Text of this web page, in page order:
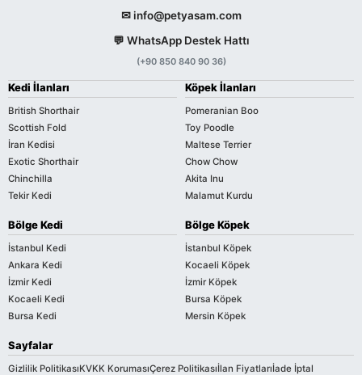
✉ info@petyasam.com
💬 WhatsApp Destek Hattı
(+90 850 840 90 36)
Kedi İlanları
British Shorthair
Scottish Fold
İran Kedisi
Exotic Shorthair
Chinchilla
Tekir Kedi
Köpek İlanları
Pomeranian Boo
Toy Poodle
Maltese Terrier
Chow Chow
Akita Inu
Malamut Kurdu
Bölge Kedi
İstanbul Kedi
Ankara Kedi
İzmir Kedi
Kocaeli Kedi
Bursa Kedi
Bölge Köpek
İstanbul Köpek
Kocaeli Köpek
İzmir Köpek
Bursa Köpek
Mersin Köpek
Sayfalar
Gizlilik PolitikasıKVKK KorumasıÇerez Politikasıİlan Fiyatlarıİade İptal